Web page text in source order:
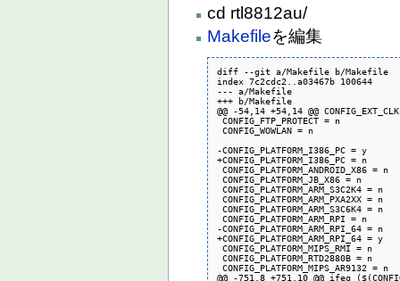
cd rtl8812au/
Makefileを編集
diff --git a/Makefile b/Makefile
index 7c2cdc2..a03467b 100644
--- a/Makefile
+++ b/Makefile
@@ -54,14 +54,14 @@
CONFIG_FTP_PROTECT = n
CONFIG_WOWLAN = n
-CONFIG_PLATFORM_I386_PC = y
+CONFIG_PLATFORM_I386_PC = n
CONFIG_PLATFORM_ANDROID_X86 = n
CONFIG_PLATFORM_JB_X86 = n
CONFIG_PLATFORM_ARM_S3C2K4 = n
CONFIG_PLATFORM_ARM_PXA2XX = n
CONFIG_PLATFORM_ARM_S3C6K4 = n
CONFIG_PLATFORM_ARM_RPI = n
-CONFIG_PLATFORM_ARM_RPI_64 = n
+CONFIG_PLATFORM_ARM_RPI_64 = y
CONFIG_PLATFORM_MIPS_RMI = n
CONFIG_PLATFORM_RTD2880B = n
CONFIG_PLATFORM_MIPS_AR9132 = n
@@ -751,8 +751,10 @@ ifeq